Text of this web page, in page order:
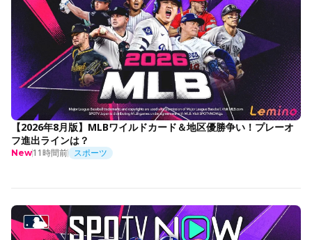
【2026年8月版】MLBワイルドカード＆地区優勝争い！プレーオ
フ進出ラインは？
New11時間前 スポーツ